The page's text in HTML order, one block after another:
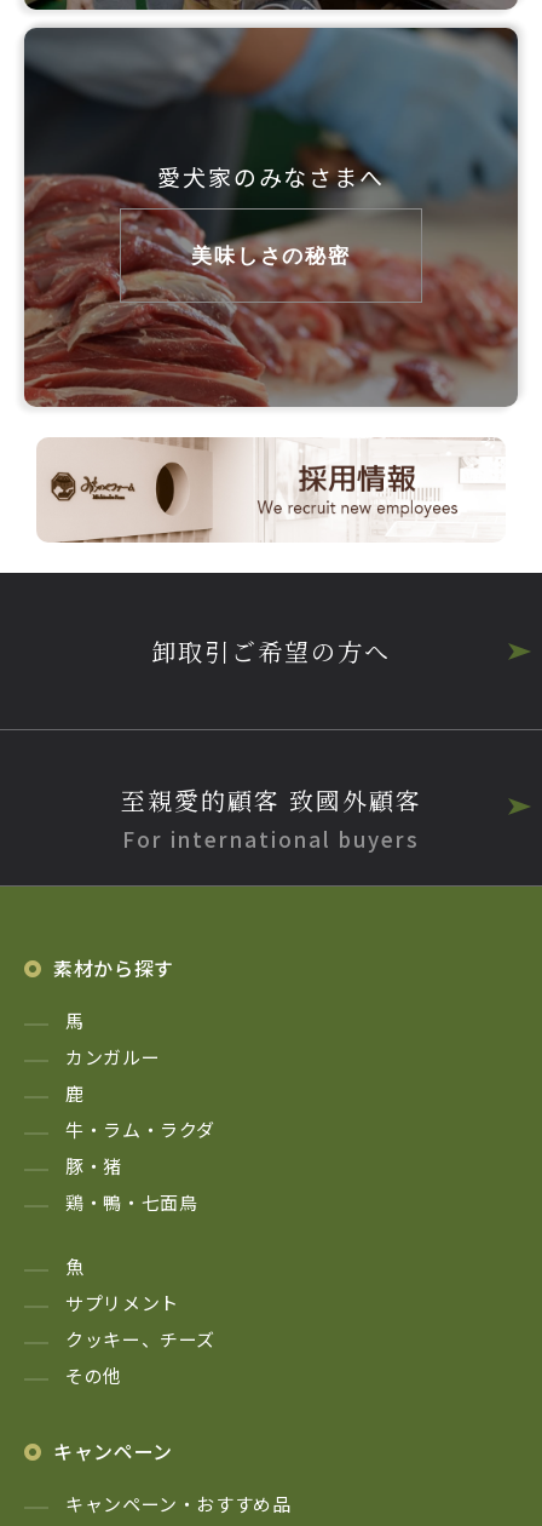
愛犬家のみなさまへ
美味しさの秘密
卸取引ご希望の方へ
至親愛的顧客 致國外顧客
For international buyers
素材から探す
馬
カンガルー
鹿
牛・ラム・ラクダ
豚・猪
鶏・鴨・七面鳥
魚
サプリメント
クッキー、チーズ
その他
キャンペーン
キャンペーン・おすすめ品